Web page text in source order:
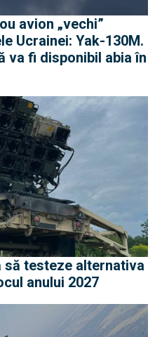
avion „vechi”
Ucrainei: Yak-130M.
va fi disponibil abia în
să testeze alternativa
anului 2027